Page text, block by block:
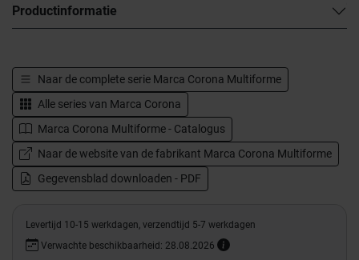
Productinformatie
Naar de complete serie Marca Corona Multiforme
Alle series van Marca Corona
Marca Corona Multiforme - Catalogus
Naar de website van de fabrikant Marca Corona Multiforme
Gegevensblad downloaden - PDF
Levertijd 10-15 werkdagen, verzendtijd 5-7 werkdagen
Verwachte beschikbaarheid: 28.08.2026